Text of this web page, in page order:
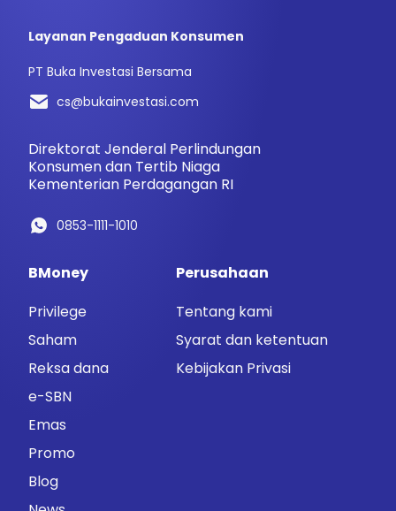
Layanan Pengaduan Konsumen
PT Buka Investasi Bersama
cs@bukainvestasi.com
Direktorat Jenderal Perlindungan
Konsumen dan Tertib Niaga
Kementerian Perdagangan RI
0853-1111-1010
BMoney
Privilege
Saham
Reksa dana
e-SBN
Emas
Promo
Blog
Perusahaan
Tentang kami
Syarat dan ketentuan
Kebijakan Privasi